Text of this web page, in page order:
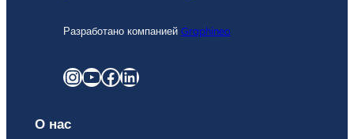
Разработано компанией Graphineo
graphineo.comYouTube Facebook LinkedIn
О нас